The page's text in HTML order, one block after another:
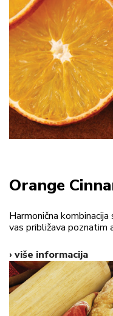
Orange
Harmonična
vas približava poznatim
› više informacija